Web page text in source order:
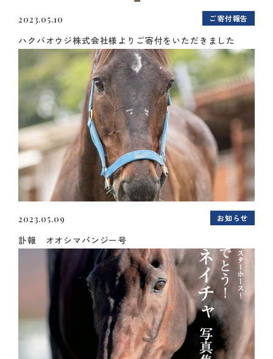
2023.05.10 ご寄付報告
ハクバオウジ株式会社様よりご寄付をいただきました
2023.05.09 お知らせ
訃報 オオシマパンジー号